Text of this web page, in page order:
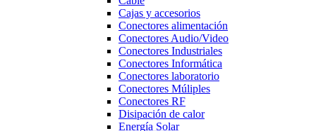
Cajas y accesorios
Conectores alimentación
Conectores Audio/Video
Conectores Industriales
Conectores Informática
Conectores laboratorio
Conectores Múliples
Conectores RF
Disipación de calor
Energía Solar